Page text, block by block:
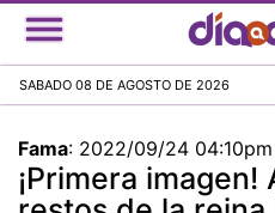
SABADO 08 DE AGOSTO DE 2026
Fama: 2022/09/24 04:10pm
¡Primera